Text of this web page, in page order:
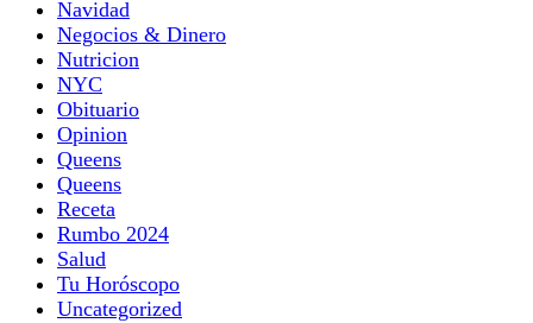
Navidad
Negocios & Dinero
Nutricion
NYC
Obituario
Opinion
Queens
Queens
Receta
Rumbo 2024
Salud
Tu Horóscopo
Uncategorized